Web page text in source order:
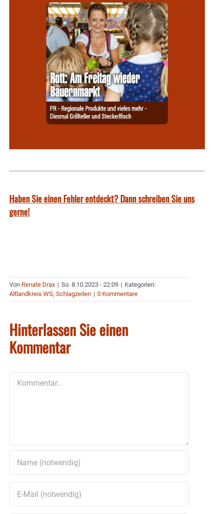
Haben Sie einen Fehler entdeckt? Dann schreiben Sie uns
gerne!
Von Renate Drax | So. 8.10.2023 - 22:09 | Kategorien:
Altlandkreis WS, Schlagzeilen | 0 Kommentare
Hinterlassen Sie einen
Kommentar